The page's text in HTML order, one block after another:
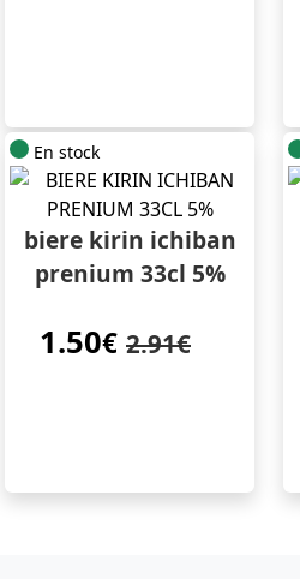
En stock
biere kirin ichiban
prenium 33cl 5%
1.50€ 2.91€